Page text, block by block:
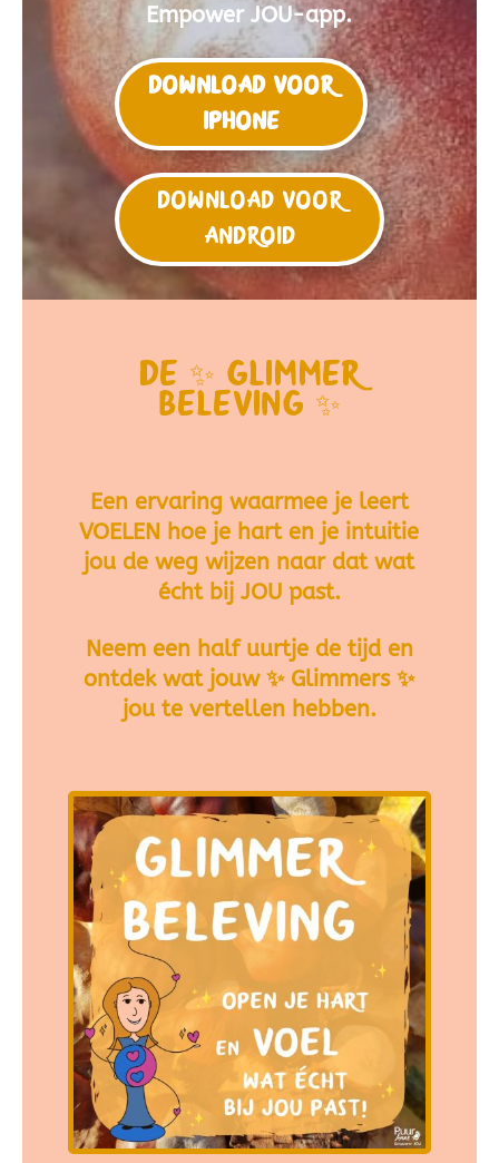
Empower JOU-app.
DOWNLOAD VOOR
IPHONE
Download voor
Android
De ✨ Glimmer
beleving ✨
Een ervaring waarmee je leert
VOELEN hoe je hart en je intuitie
jou de weg wijzen naar dat wat
écht bij JOU past.
Neem een half uurtje de tijd en
ontdek wat jouw✨ Glimmers✨
jou te vertellen hebben.